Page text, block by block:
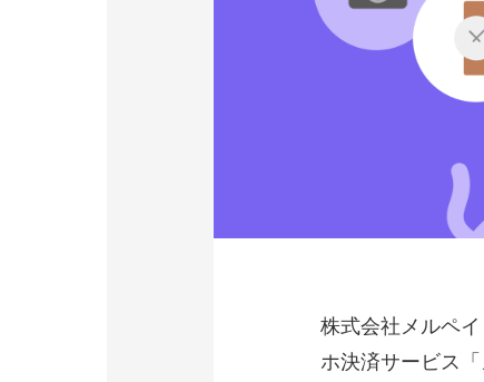
株式会社メルペ
ホ決済サービス